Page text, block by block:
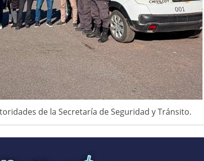
de la Secretaría de Seguridad y Tránsito.